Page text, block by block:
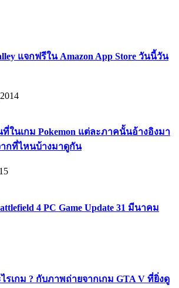
แจกฟรีใน Amazon App Store วันนี้วัน
ในเกม Pokemon แต่ละภาคนั้นอ้างอิงมา
ากที่ไหนบ้างมาดูกัน
4 PC Game Update 31 มีนาคม
ไรเกม ? กับภาพถ่ายจากเกม GTA V ที่ยิ่งดู